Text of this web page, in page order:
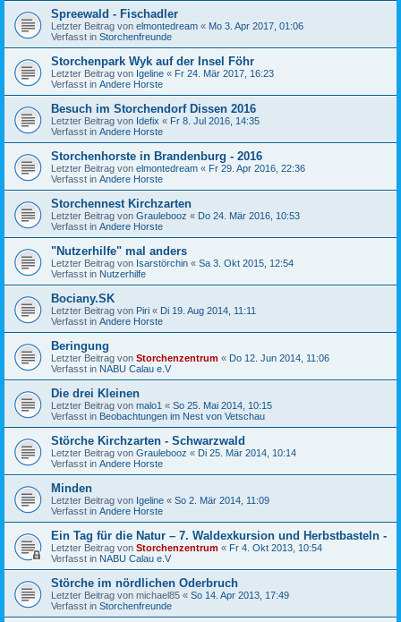
Spreewald - Fischadler
Letzter Beitrag von elmontedream « Mo 3. Apr 2017, 01:06
Verfasst in Storchenfreunde
Storchenpark Wyk auf der Insel Föhr
Letzter Beitrag von Igeline « Fr 24. Mär 2017, 16:23
Verfasst in Andere Horste
Besuch im Storchendorf Dissen 2016
Letzter Beitrag von Idefix « Fr 8. Jul 2016, 14:35
Verfasst in Andere Horste
Storchenhorste in Brandenburg - 2016
Letzter Beitrag von elmontedream « Fr 29. Apr 2016, 22:36
Verfasst in Andere Horste
Storchennest Kirchzarten
Letzter Beitrag von Graulebooz « Do 24. Mär 2016, 10:53
Verfasst in Andere Horste
"Nutzerhilfe" mal anders
Letzter Beitrag von Isarstörchin « Sa 3. Okt 2015, 12:54
Verfasst in Nutzerhilfe
Bociany.SK
Letzter Beitrag von Piri « Di 19. Aug 2014, 11:11
Verfasst in Andere Horste
Beringung
Letzter Beitrag von Storchenzentrum « Do 12. Jun 2014, 11:06
Verfasst in NABU Calau e.V
Die drei Kleinen
Letzter Beitrag von malo1 « So 25. Mai 2014, 10:15
Verfasst in Beobachtungen im Nest von Vetschau
Störche Kirchzarten - Schwarzwald
Letzter Beitrag von Graulebooz « Di 25. Mär 2014, 10:14
Verfasst in Andere Horste
Minden
Letzter Beitrag von Igeline « So 2. Mär 2014, 11:09
Verfasst in Andere Horste
Ein Tag für die Natur – 7. Waldexkursion und Herbstbasteln -
Letzter Beitrag von Storchenzentrum « Fr 4. Okt 2013, 10:54
Verfasst in NABU Calau e.V
Störche im nördlichen Oderbruch
Letzter Beitrag von michael85 « So 14. Apr 2013, 17:49
Verfasst in Storchenfreunde